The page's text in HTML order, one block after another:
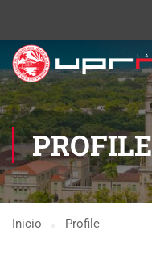
PROFILE
Inicio Profile